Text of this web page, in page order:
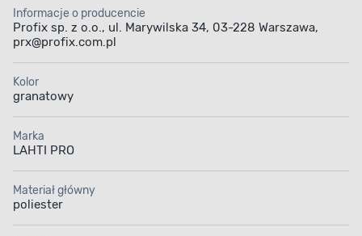
Informacje o producencie
Profix sp. z o.o., ul. Marywilska 34, 03-228 Warszawa,
prx@profix.com.pl
Kolor
granatowy
Marka
LAHTI PRO
Materiał główny
poliester